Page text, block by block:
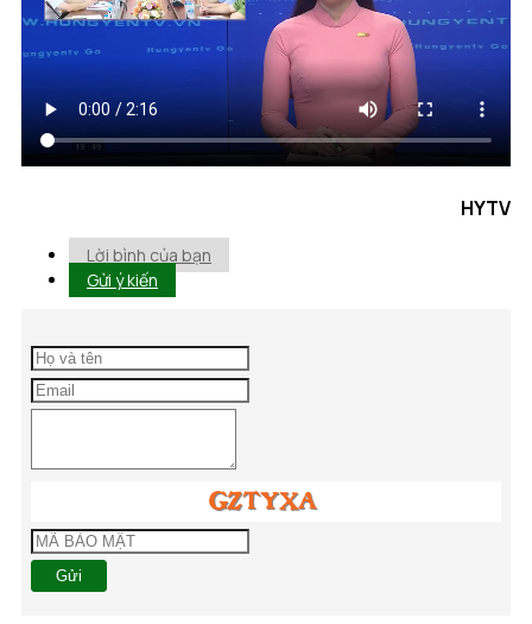
HYTV
Lời bình của bạn
Gửi ý kiến
Gửi